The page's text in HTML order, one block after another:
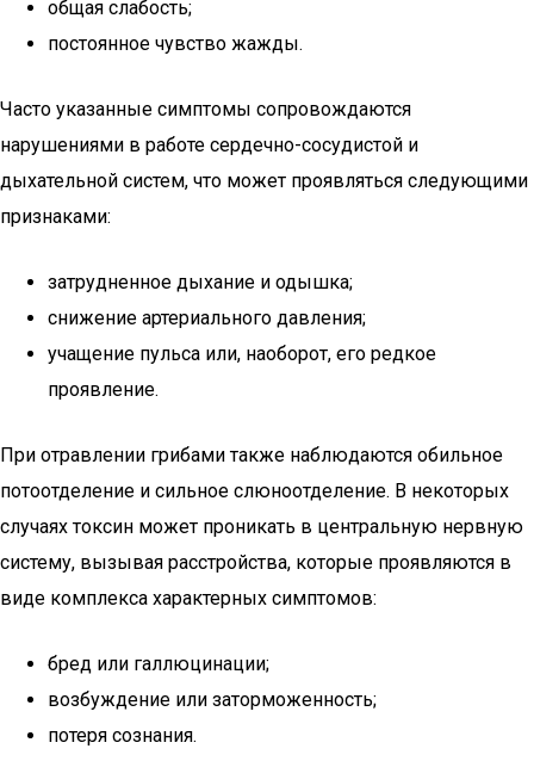
общая слабость;
постоянное чувство жажды.
Часто указанные симптомы сопровождаются
нарушениями в работе сердечно-сосудистой и
дыхательной систем, что может проявляться следующими
признаками:
затрудненное дыхание и одышка;
снижение артериального давления;
учащение пульса или, наоборот, его редкое
проявление.
При отравлении грибами также наблюдаются обильное
потоотделение и сильное слюноотделение. В некоторых
случаях токсин может проникать в центральную нервную
систему, вызывая расстройства, которые проявляются в
виде комплекса характерных симптомов:
бред или галлюцинации;
возбуждение или заторможенность;
потеря сознания.